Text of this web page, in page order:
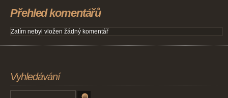
Přehled komentářů
Zatím nebyl vložen žádný komentář
Vyhledávání